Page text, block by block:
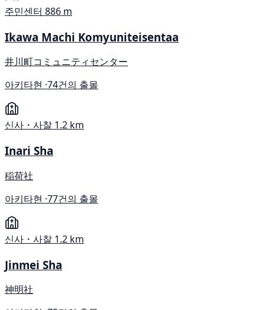
주민센터 886 m
Ikawa Machi Komyuniteisentaa
井川町コミュニティセンター
아키타현 ·74건의 출몰
신사・사찰 1.2 km
Inari Sha
稲荷社
아키타현 ·77건의 출몰
신사・사찰 1.2 km
Jinmei Sha
神明社